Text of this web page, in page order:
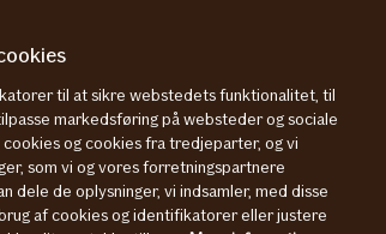
Få tilbud på forsikring
For os er det vigtigt at tilbyde den rigtige
til at sikre webstedets funktionalitet, til
markedsføring på websteder og sociale
og cookies fra tredjeparter, og vi
som vi og vores forretningspartnere
dele de oplysninger, vi indsamler, med disse
af cookies og identifikatorer eller justere